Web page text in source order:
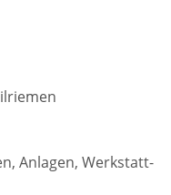
Anlagen, Werkstatt-